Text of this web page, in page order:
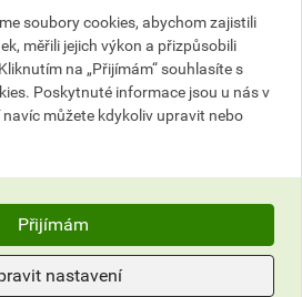
min. 35 µm
povrch
vzhled
7016, RAL 9005, RAL 8017,
soubory cookies, abychom zajistili
měřili jejich výkon a přizpůsobili
na „Přijímám“ souhlasíte s
Poskytnuté informace jsou u nás v
můžete kdykoliv upravit nebo
Přijímám
nastavení